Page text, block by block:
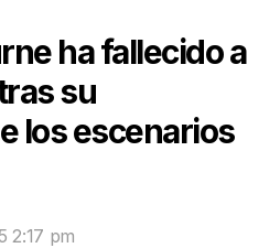
ha fallecido a
su
los escenarios
2:17 pm